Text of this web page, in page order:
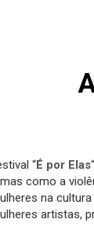
“É por Elas
como a
na
artistas,